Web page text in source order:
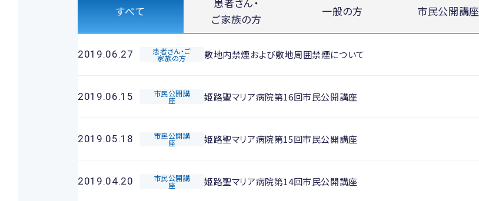
すべて
ご家族の方
一般の方 市民公開講座
2019.06.27 患者さん・ご
家族の方 敷地内禁煙および敷地周囲禁煙について
2019.06.15 市民公開講
座 姫路聖マリア病院第16回市民公開講座
2019.05.18 市民公開講
座 姫路聖マリア病院第15回市民公開講座
2019.04.20 市民公開講
座 姫路聖マリア病院第14回市民公開講座